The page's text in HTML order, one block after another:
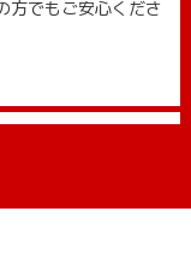
方でもご安心くださ